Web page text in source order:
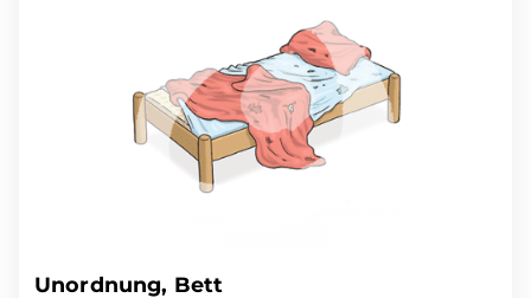
Unordnung, Bett